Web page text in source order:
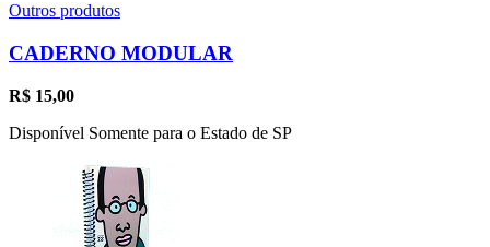
Outros produtos
CADERNO MODULAR
R$ 15,00
Disponível Somente para o Estado de SP